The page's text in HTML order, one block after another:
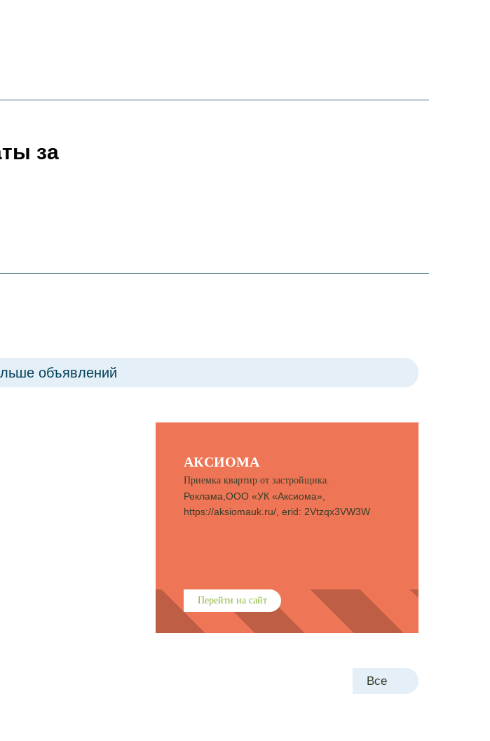
за
объявлений
АКСИОМА
Приемка квартир от застройщика.
Реклама,ООО «УК «Аксиома»,
https://aksiomauk.ru/, erid: 2Vtzqx3VW3W
Перейти на сайт
Все